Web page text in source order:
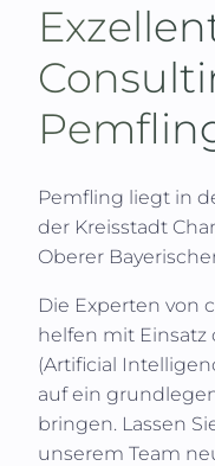
Pemfling liegt in
der Kreisstadt
Oberer
Die Experten von
helfen mit
(Artificial
auf ein
bringen. Lassen
unserem Team